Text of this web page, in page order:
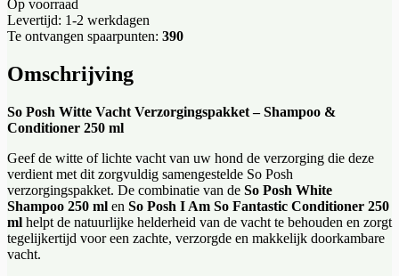
Op voorraad
Levertijd: 1-2 werkdagen
Te ontvangen spaarpunten: 390
Omschrijving
So Posh Witte Vacht Verzorgingspakket – Shampoo &
Conditioner 250 ml
Geef de witte of lichte vacht van uw hond de verzorging die deze
verdient met dit zorgvuldig samengestelde So Posh
verzorgingspakket. De combinatie van de So Posh White
Shampoo 250 ml en So Posh I Am So Fantastic Conditioner 250
ml helpt de natuurlijke helderheid van de vacht te behouden en zorgt
tegelijkertijd voor een zachte, verzorgde en makkelijk doorkambare
vacht.